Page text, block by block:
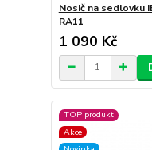
Nosič na sedlovku
RA11
1 090 Kč
TOP produkt
Akce